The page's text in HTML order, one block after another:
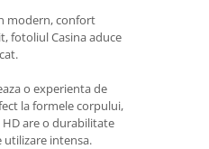
modern, confort
fotoliul Casina aduce
o experienta de
la formele corpului,
are o durabilitate
utilizare intensa.